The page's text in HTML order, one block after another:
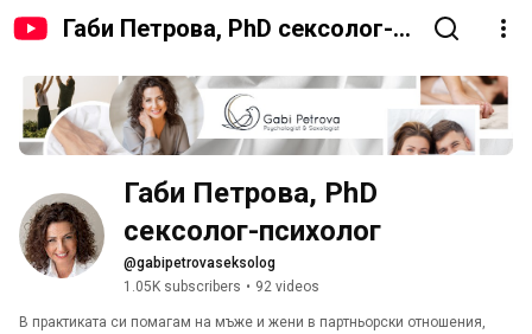
Габи Петрова, PhD сексолог-
Габи Петрова, PhD
сексолог-психолог
@gabipetrovaseksolog
1.05K subscribers • 92 videos
В практиката си помагам на мъже и жени в партньорски отношения,